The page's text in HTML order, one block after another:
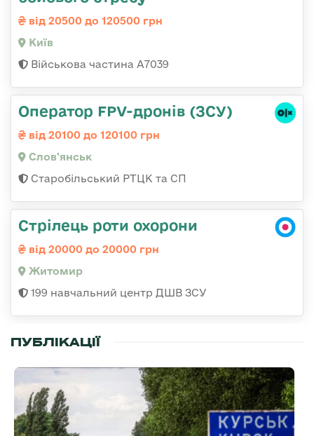
від 20500 до 120500 грн
Київ
Військова частина А7039
Оператор FPV-дронів (ЗСУ)
від 20100 до 120100 грн
Слов'янськ
Старобільський РТЦК та СП
Стрілець роти охорони
від 20000 до 20000 грн
Житомир
199 навчальний центр ДШВ ЗСУ
ПУБЛІКАЦІЇ